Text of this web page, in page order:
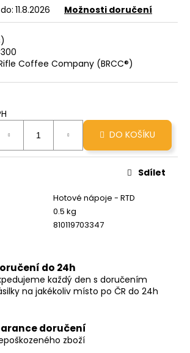
11.8.2026 Možnosti doručení
Coffee Company (BRCC®)
DO KOŠÍKU
Hotové nápoje - RTD
0.5 kg
810119703347
Sdílet
do 24h
každý den s doručením
na jakékoliv místo po ČR do 24h
doručení
zboží